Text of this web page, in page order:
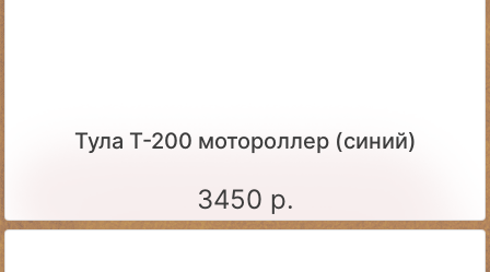
Тула Т-200 мотороллер (синий)
3450 р.